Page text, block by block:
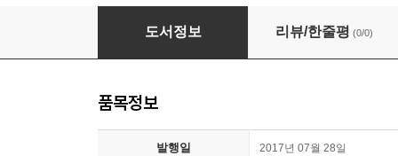
家族のアルバム むらかみみちこ詩集
도서정보 리뷰/한줄평 (0/0)
품목정보
발행일 2017년 07월 28일